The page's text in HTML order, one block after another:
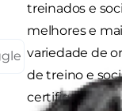
treinados e
melhores e
variedade de
de treino e
certifique-se